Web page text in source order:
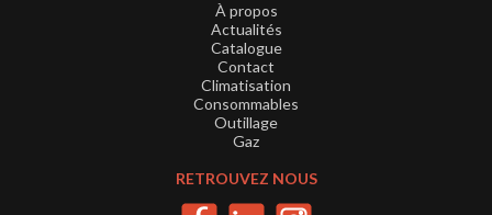
À propos
Actualités
Catalogue
Contact
Climatisation
Consommables
Outillage
Gaz
RETROUVEZ NOUS